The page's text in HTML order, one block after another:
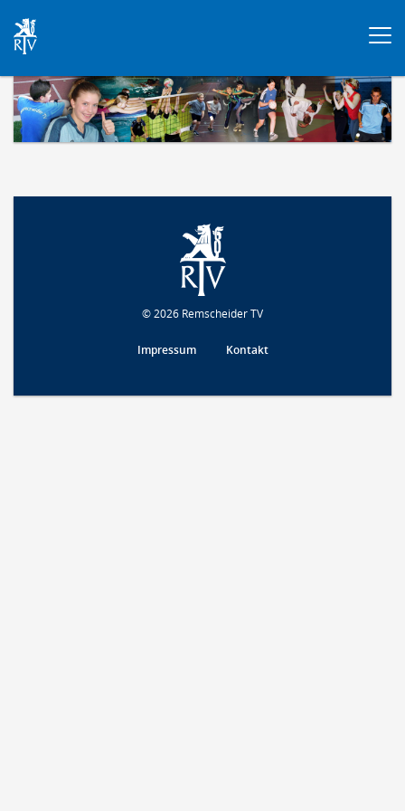
© 2026 Remscheider TV
Impressum Kontakt